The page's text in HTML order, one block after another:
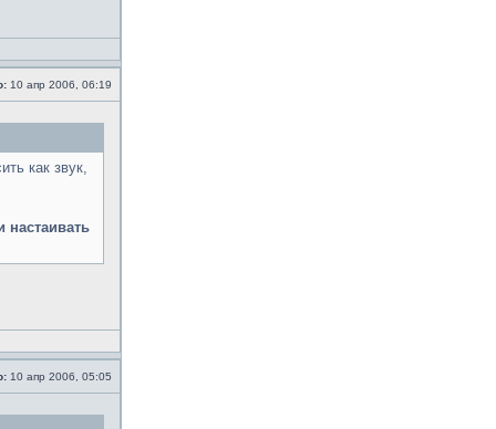
10 апр 2006, 06:19
как звук,
настаивать
10 апр 2006, 05:05